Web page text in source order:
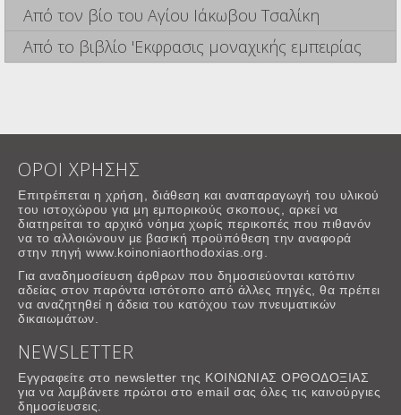
Από τον βίο του Αγίου Ιάκωβου Τσαλίκη
Από το βιβλίο 'Εκφρασις μοναχικής εμπειρίας
ΟΡΟΙ ΧΡΗΣΗΣ
Επιτρέπεται η χρήση, διάθεση και αναπαραγωγή του υλικού
του ιστοχώρου για μη εμπορικούς σκοπους, αρκεί να
διατηρείται το αρχικό νόημα χωρίς περικοπές που πιθανόν
να το αλλοιώνουν με βασική προϋπόθεση την αναφορά
στην πηγή www.koinoniaorthodoxias.org.
Για αναδημοσίευση άρθρων που δημοσιεύονται κατόπιν
αδείας στον παρόντα ιστότοπο από άλλες πηγές, θα πρέπει
να αναζητηθεί η άδεια του κατόχου των πνευματικών
δικαιωμάτων.
NEWSLETTER
Εγγραφείτε στο newsletter της ΚΟΙΝΩΝΙΑΣ ΟΡΘΟΔΟΞΙΑΣ
για να λαμβάνετε πρώτοι στο email σας όλες τις καινούργιες
δημοσίευσεις.